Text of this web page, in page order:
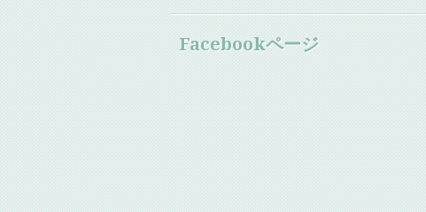
Facebookページ